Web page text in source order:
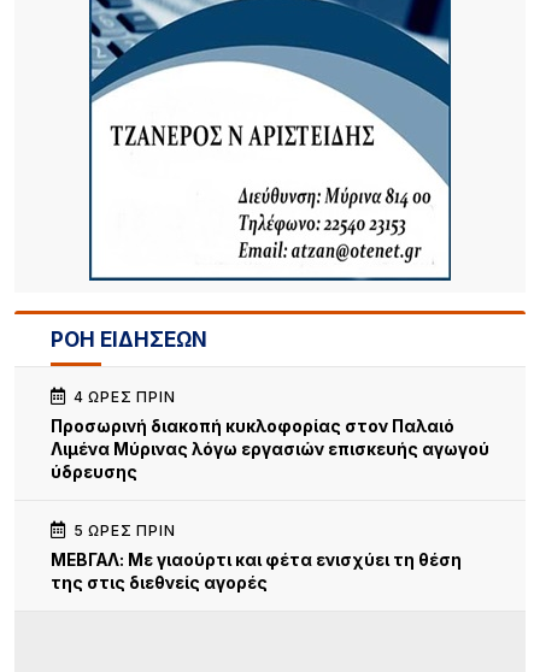
ΡΟΗ ΕΙΔΗΣΕΩΝ
4 ΏΡΕΣ ΠΡΙΝ
Προσωρινή διακοπή κυκλοφορίας στον Παλαιό
Λιμένα Μύρινας λόγω εργασιών επισκευής αγωγού
ύδρευσης
5 ΏΡΕΣ ΠΡΙΝ
ΜΕΒΓΑΛ: Με γιαούρτι και φέτα ενισχύει τη θέση
της στις διεθνείς αγορές